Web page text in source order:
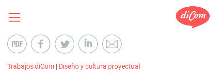
Trabajos diCom | Diseño y cultura proyectual